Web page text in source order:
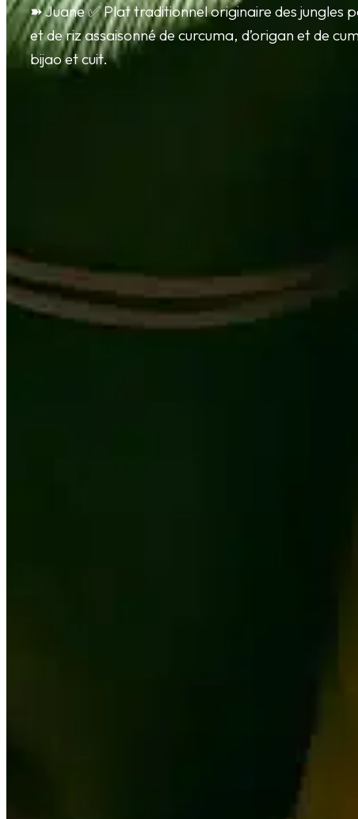
➽ Juane ✅ Plat traditionnel originaire des jungles
et de riz assaisonné de curcuma, d’origan et de
bijao et cuit.